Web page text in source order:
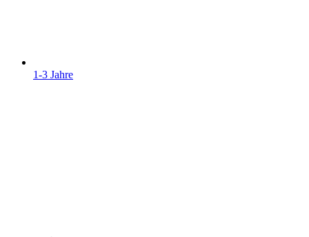
1-3 Jahre